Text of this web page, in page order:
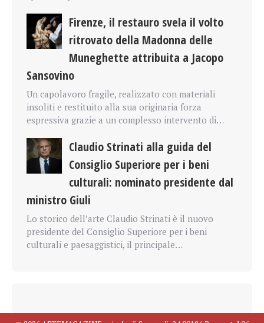
Firenze, il restauro svela il volto
ritrovato della Madonna delle
Muneghette attribuita a Jacopo
Sansovino
Un capolavoro fragile, realizzato con materiali
insoliti e restituito alla sua originaria forza
espressiva grazie a un complesso intervento di…
Claudio Strinati alla guida del
Consiglio Superiore per i beni
culturali: nominato presidente dal
ministro Giuli
Lo storico dell’arte Claudio Strinati è il nuovo
presidente del Consiglio Superiore per i beni
culturali e paesaggistici, il principale…